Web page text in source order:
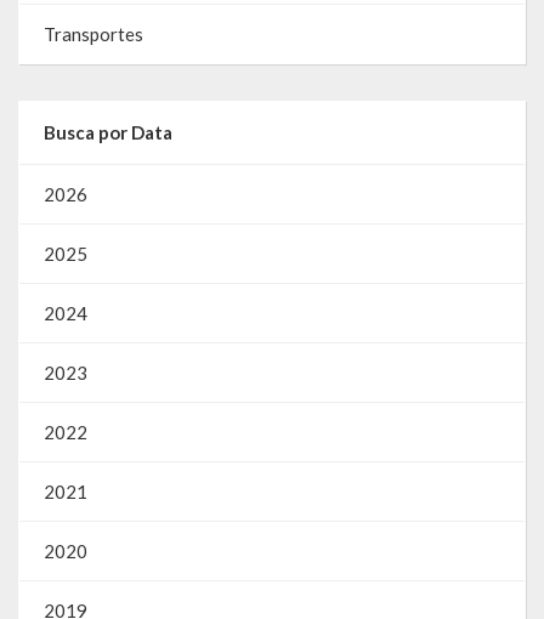
Transportes
Busca por Data
2026
2025
2024
2023
2022
2021
2020
2019